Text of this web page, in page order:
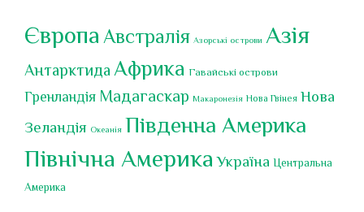
Європа Австралія Азорські острови Азія
Антарктида Африка Гавайські острови
Гренландія Мадагаскар Макаронезія Нова Гвінея Нова
Зеландія Океанія Південна Америка
Північна Америка Україна Центральна
Америка